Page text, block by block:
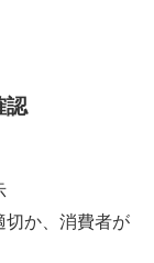
認
切か、消費者が